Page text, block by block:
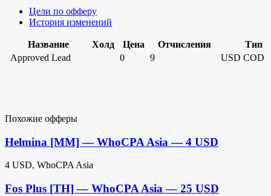
Цели по офферу
История изменений
Название Холд Цена Отчисления
Тип
Approved Lead
0 9 USD COD
Похожие офферы
Helmina [MM] — WhoCPA Asia — 4 USD
4 USD, WhoCPA Asia
Fos Plus [TH] — WhoCPA Asia — 25 USD